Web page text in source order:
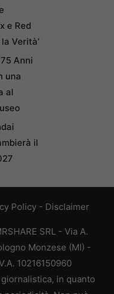
e Red
Verità’
Anni
una
al
il
Policy - Disclaimer
SRL - Via A.
Monzese (MI) -
10216150960
in quanto